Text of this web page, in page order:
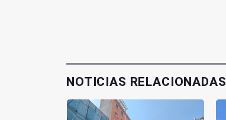
NOTICIAS RELACIONADAS